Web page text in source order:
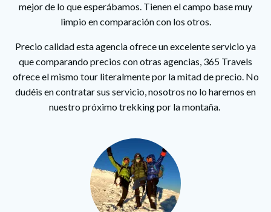
mejor de lo que esperábamos. Tienen el campo base muy
limpio en comparación con los otros.
Precio calidad esta agencia ofrece un excelente servicio ya
que comparando precios con otras agencias, 365 Travels
ofrece el mismo tour literalmente por la mitad de precio. No
dudéis en contratar sus servicio, nosotros no lo haremos en
nuestro próximo trekking por la montaña.